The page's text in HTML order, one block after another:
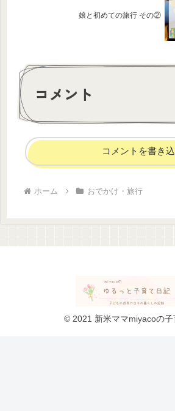
娘と初めての旅行 その②
コメント
コメントを書き
ホーム おでかけ・旅行
© 2021 新米ママmiyacoの子